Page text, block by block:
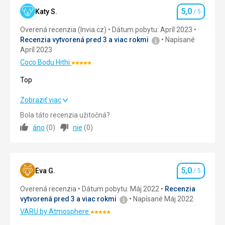
meste
nepochybne
stojí
Prezidentský
palác,
Piatková
alebo
centrum.
Nielen
mnoho
nakúpených
zážitok
návštevníci
Katy S. Hodnotenie
5,0 / 5
Overená recenzia (Invia.cz)
Dátum pobytu: Apríl 2023
Recenzia vytvorená pred 3 a viac rokmi
Napísané
Apríl 2023
Coco Bodu HithiHodnotenie:
Top
Top
Strava
Služby 5,0/ 5
Cena 5,0
Zobraziť viac
Bola táto recenzia užitočná?
áno (0) nie (0)
Eva G. Hodnotenie
5,0 / 5
Overená recenzia Dátum pobytu: Máj 2022
Recenzia
vytvorená pred 3 a viac rokmi
Napísané Máj 2022
VARU by AtmosphereHodnotenie: